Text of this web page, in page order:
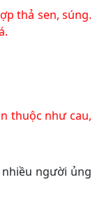
thả sen, súng.
thuộc như cau,
người ủng